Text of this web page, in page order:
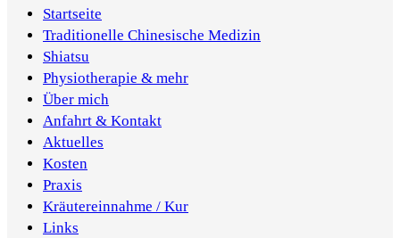
Startseite
Traditionelle Chinesische Medizin
Shiatsu
Physiotherapie & mehr
Über mich
Anfahrt & Kontakt
Aktuelles
Kosten
Praxis
Kräutereinnahme / Kur
Links